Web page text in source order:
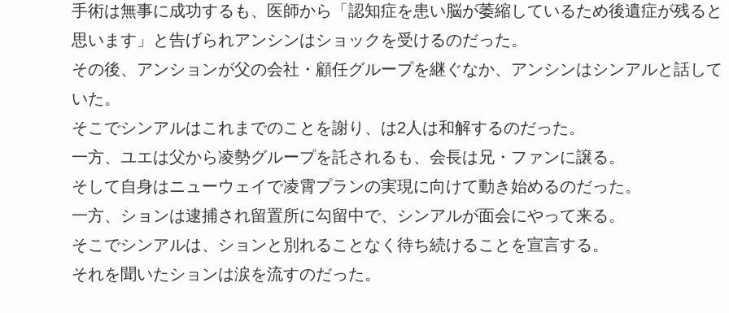
手術は無事に成功するも、医師から「認知症を患い脳が萎縮しているため後遺症が残ると
思います」と告げられアンシンはショックを受けるのだった。
その後、アンションが父の会社・顧任グループを継ぐなか、アンシンはシンアルと話して
いた。
そこでシンアルはこれまでのことを謝り、は2人は和解するのだった。
一方、ユエは父から凌勢グループを託されるも、会長は兄・ファンに譲る。
そして自身はニューウェイで凌霄プランの実現に向けて動き始めるのだった。
一方、ションは逮捕され留置所に勾留中で、シンアルが面会にやって来る。
そこでシンアルは、ションと別れることなく待ち続けることを宣言する。
それを聞いたションは涙を流すのだった。